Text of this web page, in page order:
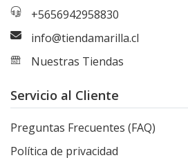
+5656942958830
info@tiendamarilla.cl
Nuestras Tiendas
Servicio al Cliente
Preguntas Frecuentes (FAQ)
Política de privacidad